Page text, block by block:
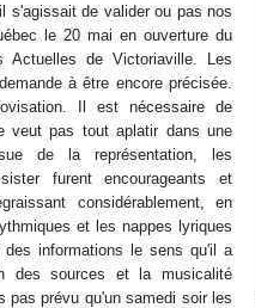
s'agissait de valider ou pas nos
le 20 mai en ouverture du
Actuelles de Victoriaville. Les
à être encore précisée.
Il est nécessaire de
veut pas tout aplatir dans une
de la représentation, les
furent encourageants et
considérablement, en
et les nappes lyriques
informations le sens qu'il a
des sources et la musicalité
pas prévu qu'un samedi soir les